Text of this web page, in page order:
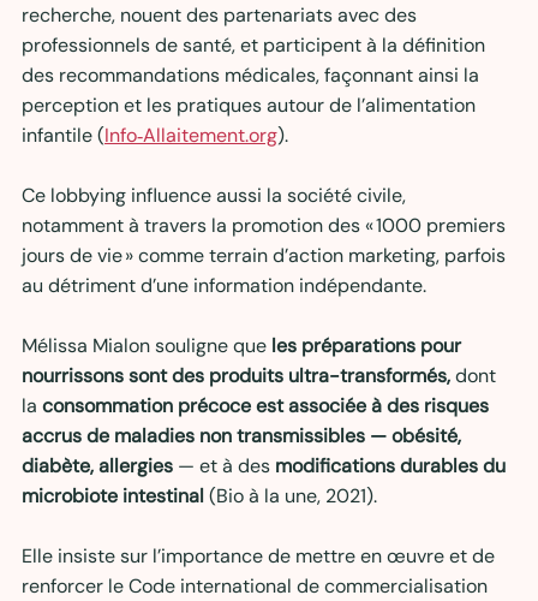
recherche, nouent des partenariats avec des
professionnels de santé, et participent à la définition
des recommandations médicales, façonnant ainsi la
perception et les pratiques autour de l’alimentation
infantile (Info‑Allaitement.org).
Ce lobbying influence aussi la société civile,
notamment à travers la promotion des « 1000 premiers
jours de vie » comme terrain d’action marketing, parfois
au détriment d’une information indépendante.
Mélissa Mialon souligne que les préparations pour
nourrissons sont des produits ultra-transformés, dont
la consommation précoce est associée à des risques
accrus de maladies non transmissibles — obésité,
diabète, allergies — et à des modifications durables du
microbiote intestinal (Bio à la une, 2021).
Elle insiste sur l’importance de mettre en œuvre et de
renforcer le Code international de commercialisation